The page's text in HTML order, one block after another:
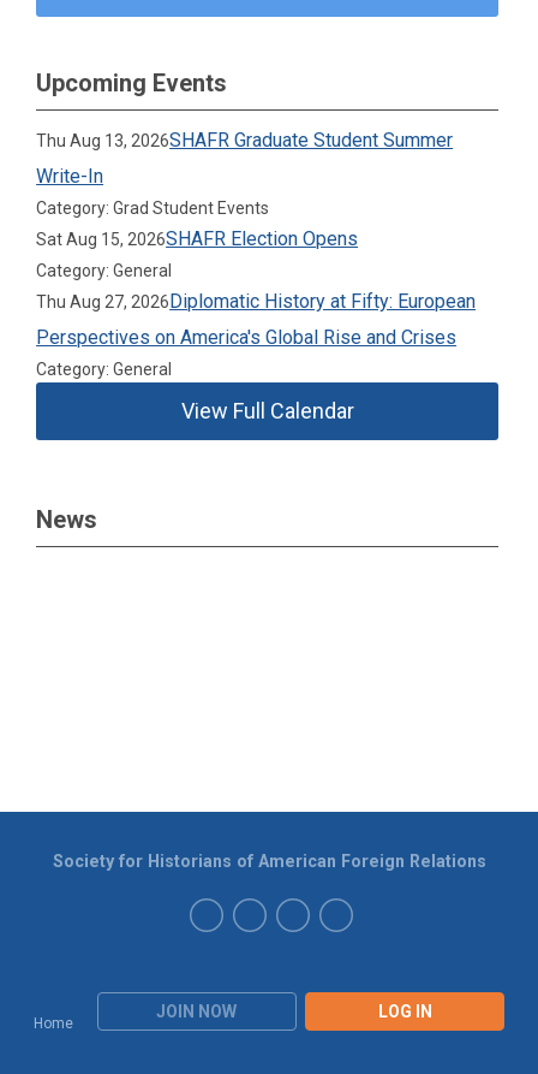
Upcoming Events
Thu Aug 13, 2026SHAFR Graduate Student Summer
Write-In
Category: Grad Student Events
Sat Aug 15, 2026SHAFR Election Opens
Category: General
Thu Aug 27, 2026Diplomatic History at Fifty: European
Perspectives on America's Global Rise and Crises
Category: General
View Full Calendar
News
Home
JOIN NOW LOG IN
Society for Historians of American Foreign Relations